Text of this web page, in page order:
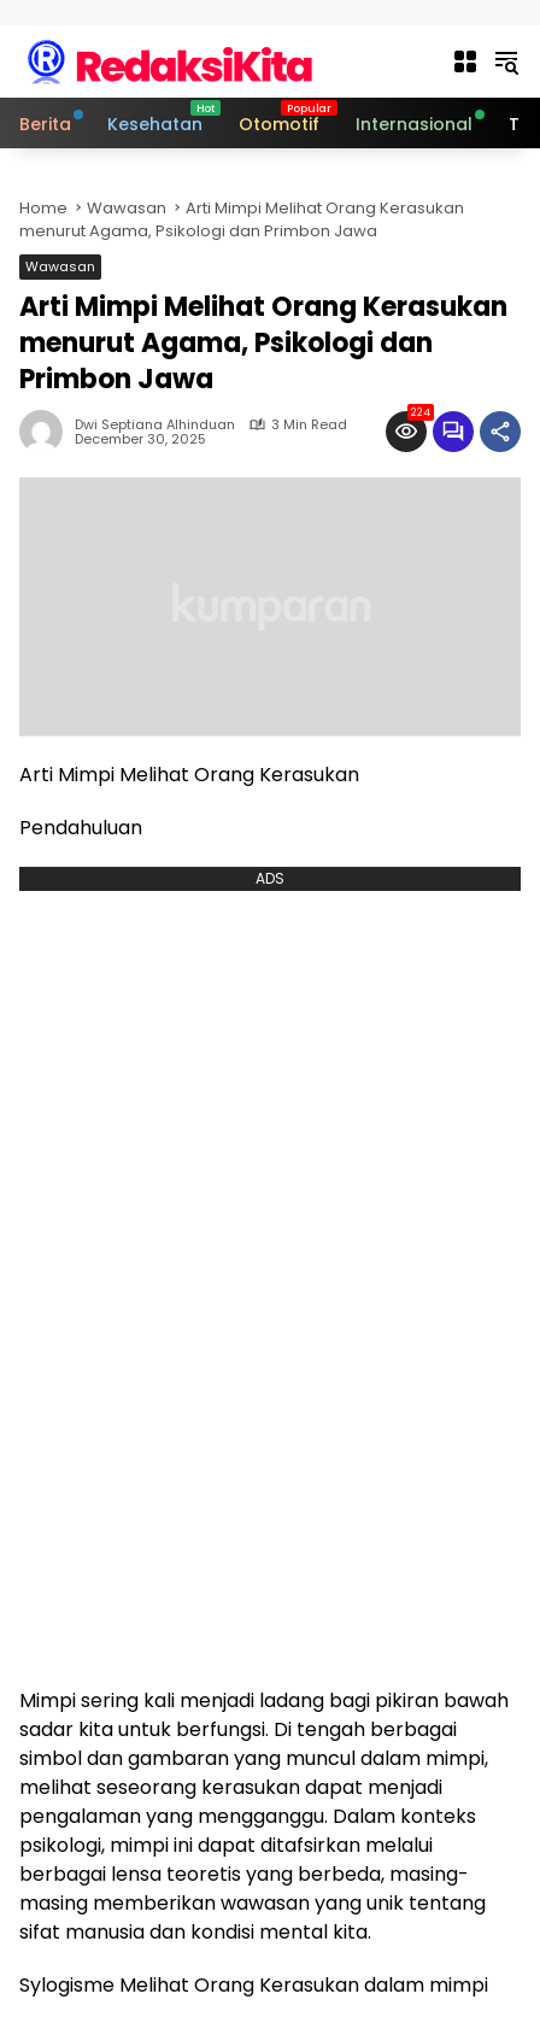
Berita Kesehatan Otomotif Internasional
Home Wawasan
Arti Mimpi Melihat Orang Kerasukan
menurut Agama, Psikologi dan Primbon Jawa
Wawasan
Arti Mimpi Melihat Orang Kerasukan
menurut Agama, Psikologi dan
Primbon Jawa
Dwi Septiana Alhinduan 3 Min Read
December 30, 2025
224
Arti Mimpi Melihat Orang Kerasukan
Pendahuluan
ADS
Mimpi sering kali menjadi ladang bagi pikiran bawah
sadar kita untuk berfungsi. Di tengah berbagai
simbol dan gambaran yang muncul dalam mimpi,
melihat seseorang kerasukan dapat menjadi
pengalaman yang mengganggu. Dalam konteks
psikologi, mimpi ini dapat ditafsirkan melalui
berbagai lensa teoretis yang berbeda, masing-
masing memberikan wawasan yang unik tentang
sifat manusia dan kondisi mental kita.
Sylogisme Melihat Orang Kerasukan dalam mimpi